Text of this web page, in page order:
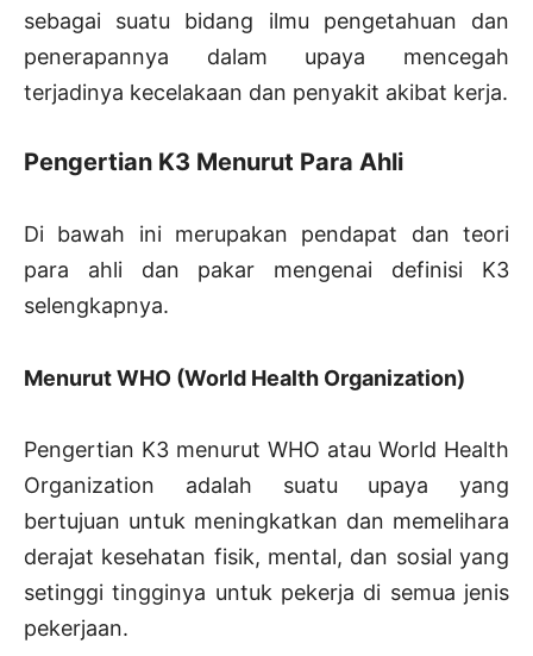
sebagai suatu bidang ilmu pengetahuan dan
penerapannya dalam upaya mencegah
terjadinya kecelakaan dan penyakit akibat kerja.
Pengertian K3 Menurut Para Ahli
Di bawah ini merupakan pendapat dan teori
para ahli dan pakar mengenai definisi K3
selengkapnya.
Menurut WHO (World Health Organization)
Pengertian K3 menurut WHO atau World Health
Organization adalah suatu upaya yang
bertujuan untuk meningkatkan dan memelihara
derajat kesehatan fisik, mental, dan sosial yang
setinggi tingginya untuk pekerja di semua jenis
pekerjaan.